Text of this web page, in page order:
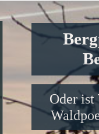
Oder ist